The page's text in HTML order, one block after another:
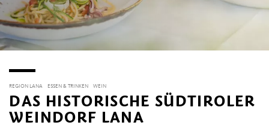
REGION LANA ESSEN & TRINKEN WEIN
DAS HISTORISCHE SÜDTIROLER
WEINDORF LANA